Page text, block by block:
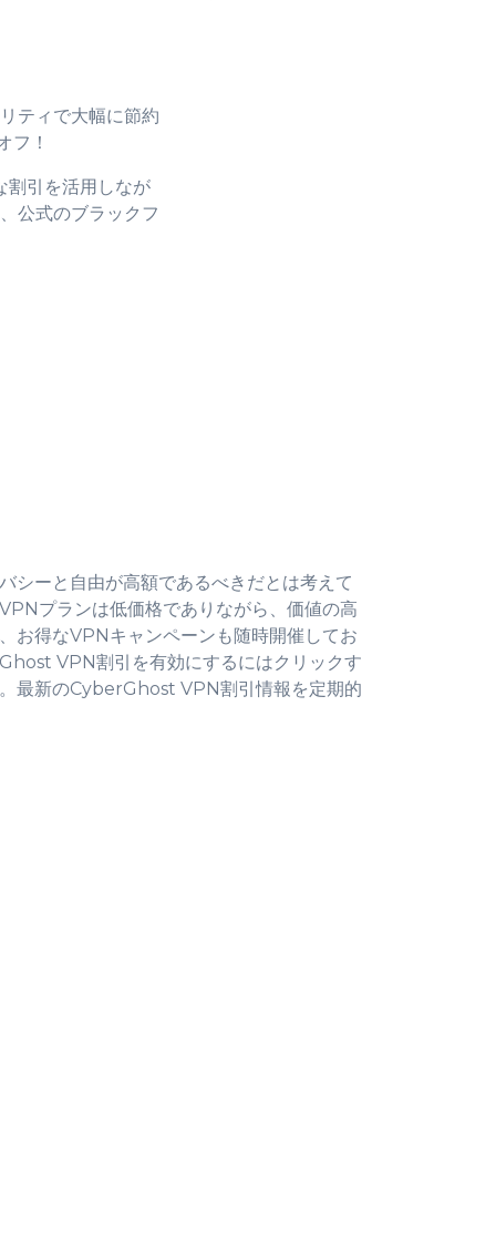
ティで大幅に節約
フ！
割引を活用しなが
公式のブラックフ
シーと自由が高額であるべきだとは考えて
プランは低価格でありながら、価値の高
お得なVPNキャンペーンも随時開催してお
VPN割引を有効にするにはクリックす
最新のCyberGhost VPN割引情報を定期的